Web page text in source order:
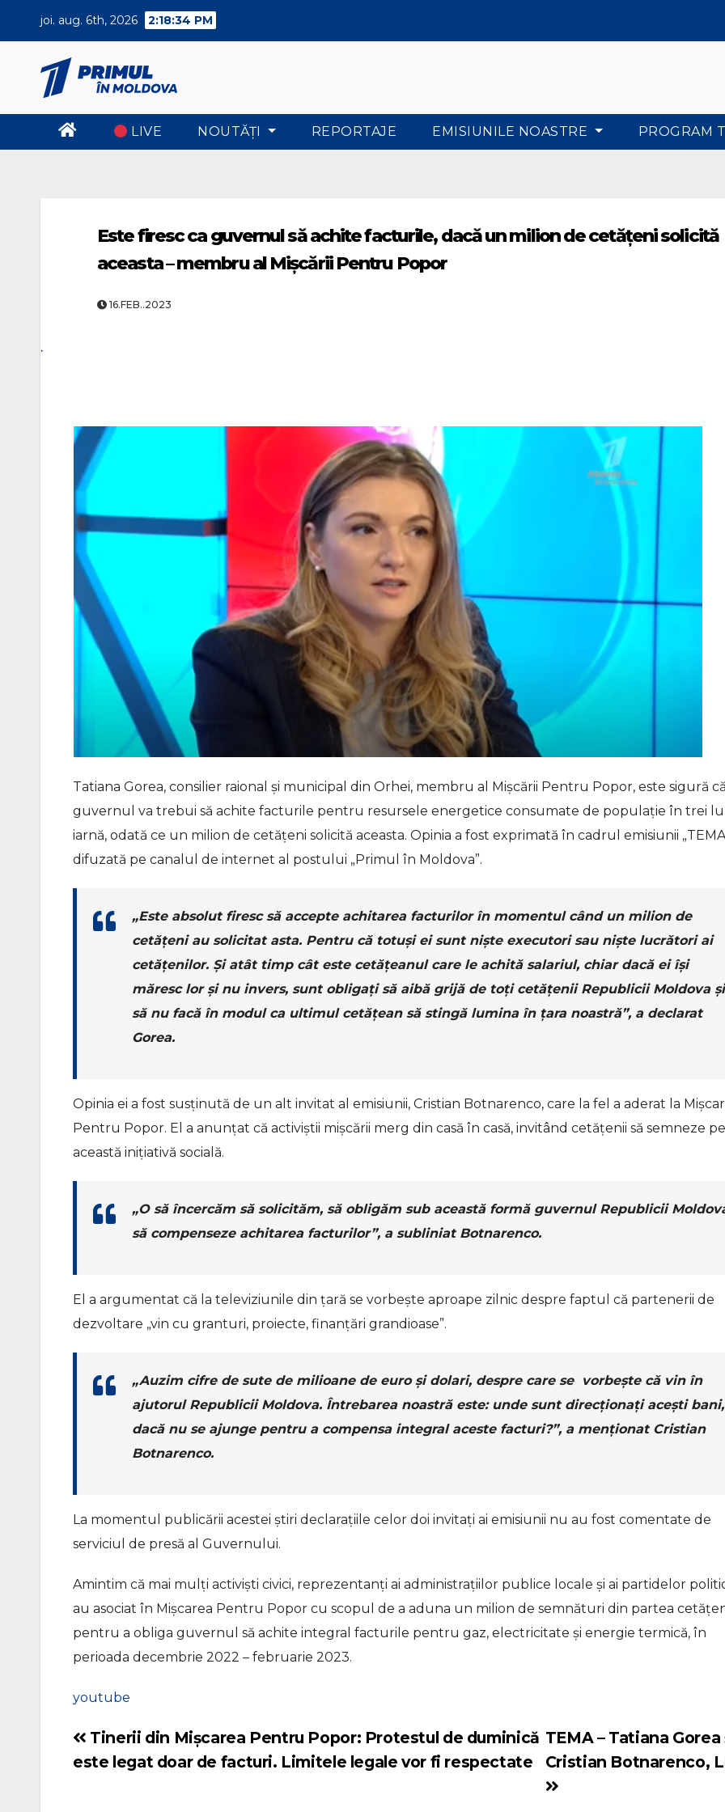
joi. aug. 6th, 2026 2:18:34 PM
LIVE NOUTĂŢI REPORTAJE EMISIUNILE NOASTRE PROGRAM
Este firesc ca guvernul să achite facturile, dacă un milion de cetățeni solicită
aceasta – membru al Mișcării Pentru Popor
16.FEB..2023
Tatiana Gorea, consilier raional și municipal din Orhei, membru al Mișcării Pentru Popor, este sigură că
guvernul va trebui să achite facturile pentru resursele energetice consumate de populație în trei
iarnă, odată ce un milion de cetățeni solicită aceasta. Opinia a fost exprimată în cadrul emisiunii
difuzată pe canalul de internet al postului „Primul în Moldova”.
„Este absolut firesc să accepte achitarea facturilor în momentul când un milion de
cetățeni au solicitat asta. Pentru că totuși ei sunt niște executori sau niște lucrători ai
cetățenilor. Și atât timp cât este cetățeanul care le achită salariul, chiar dacă ei își
măresc lor și nu invers, sunt obligați să aibă grijă de toți cetățenii Republicii Moldova și
să nu facă în modul ca ultimul cetățean să stingă lumina în țara noastră”, a declarat
Gorea.
Opinia ei a fost susținută de un alt invitat al emisiunii, Cristian Botnarenco, care la fel a aderat la
Pentru Popor. El a anunțat că activiștii mișcării merg din casă în casă, invitând cetățenii să semneze
această inițiativă socială.
„O să încercăm să solicităm, să obligăm sub această formă guvernul Republicii
să compenseze achitarea facturilor”, a subliniat Botnarenco.
El a argumentat că la televiziunile din țară se vorbește aproape zilnic despre faptul că partenerii de
dezvoltare „vin cu granturi, proiecte, finanțări grandioase”.
„Auzim cifre de sute de milioane de euro și dolari, despre care se vorbește că vin în
ajutorul Republicii Moldova. Întrebarea noastră este: unde sunt direcționați acești bani,
dacă nu se ajunge pentru a compensa integral aceste facturi?”, a menționat Cristian
Botnarenco.
La momentul publicării acestei știri declarațiile celor doi invitați ai emisiunii nu au fost comentate de
serviciul de presă al Guvernului.
Amintim că mai mulți activiști civici, reprezentanți ai administrațiilor publice locale și ai partidelor
au asociat în Mișcarea Pentru Popor cu scopul de a aduna un milion de semnături din partea
pentru a obliga guvernul să achite integral facturile pentru gaz, electricitate și energie termică, în
perioada decembrie 2022 – februarie 2023.
youtube
Navigare
în
TEMA – Tatiana Gorea
Cristian Botnarenco,
Tinerii din Mișcarea Pentru Popor: Protestul de duminică
este legat doar de facturi. Limitele legale vor fi respectate